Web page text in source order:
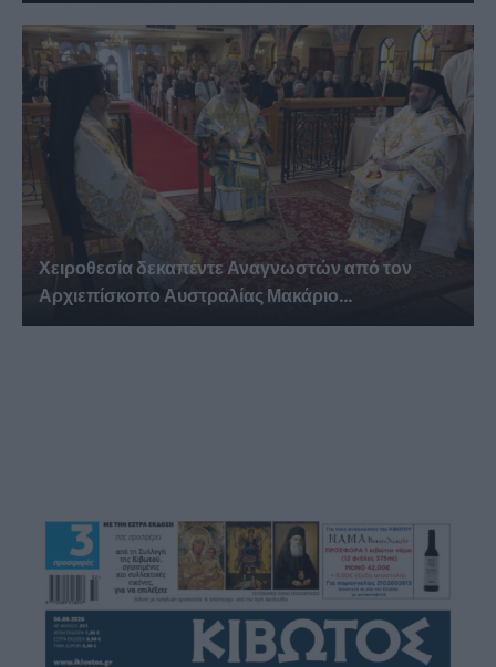
Χειροθεσία δεκαπέντε Αναγνωστών από τον
Αρχιεπίσκοπο Αυστραλίας Μακάριο...